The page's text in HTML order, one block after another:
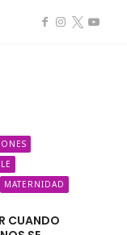
MATERNIDAD
CUANDO